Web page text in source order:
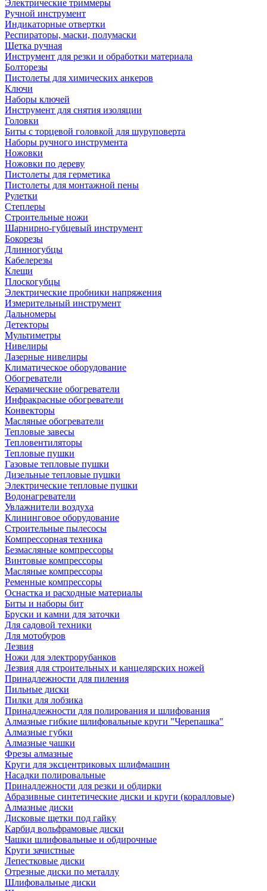
Электрические триммеры
Ручной инструмент
Индикаторные отвертки
Респираторы, маски, полумаски
Щетка ручная
Инструмент для резки и обработки материала
Болторезы
Пистолеты для химических анкеров
Ключи
Наборы ключей
Инструмент для снятия изоляции
Головки
Биты с торцевой головкой для шуруповерта
Наборы ручного инструмента
Ножовки
Ножовки по дереву
Пистолеты для герметика
Пистолеты для монтажной пены
Рулетки
Степлеры
Строительные ножи
Шарнирно-губцевый инструмент
Бокорезы
Длинногубцы
Кабелерезы
Клещи
Плоскогубцы
Электрические пробники напряжения
Измерительный инструмент
Дальномеры
Детекторы
Мультиметры
Нивелиры
Лазерные нивелиры
Климатическое оборудование
Обогреватели
Керамические обогреватели
Инфракрасные обогреватели
Конвекторы
Масляные обогреватели
Тепловые завесы
Тепловентиляторы
Тепловые пушки
Газовые тепловые пушки
Дизельные тепловые пушки
Электрические тепловые пушки
Водонагреватели
Увлажнители воздуха
Клининговое оборудование
Строительные пылесосы
Компрессорная техника
Безмасляные компрессоры
Винтовые компрессоры
Масляные компрессоры
Ременные компрессоры
Оснастка и расходные материалы
Биты и наборы бит
Бруски и камни для заточки
Для садовой техники
Для мотобуров
Лезвия
Ножи для электрорубанков
Лезвия для строительных и канцелярских ножей
Принадлежности для пиления
Пильные диски
Пилки для лобзика
Принадлежности для полирования и шлифования
Алмазные гибкие шлифовальные круги "Черепашка"
Алмазные губки
Алмазные чашки
Фрезы алмазные
Круги для эксцентриковых шлифмашин
Насадки полировальные
Принадлежности для резки и обдирки
Абразивные синтетические диски и круги (коралловые)
Алмазные диски
Дисковые щетки под гайку
Карбид вольфрамовые диски
Чашки шлифовальные и обдирочные
Круги зачистные
Лепестковые диски
Отрезные диски по металлу
Шлифовальные диски